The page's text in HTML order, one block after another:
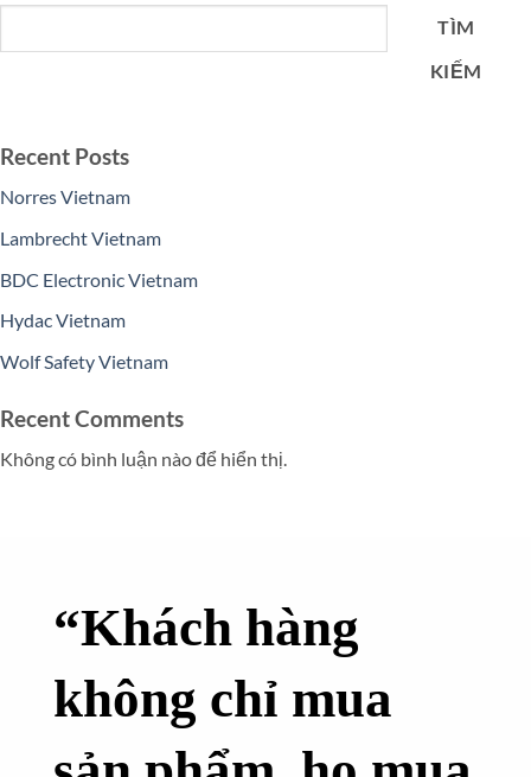
TÌM
KIẾM
Recent Posts
Norres Vietnam
Lambrecht Vietnam
BDC Electronic Vietnam
Hydac Vietnam
Wolf Safety Vietnam
Recent Comments
Không có bình luận nào để hiển thị.
“Khách hàng
không chỉ mua